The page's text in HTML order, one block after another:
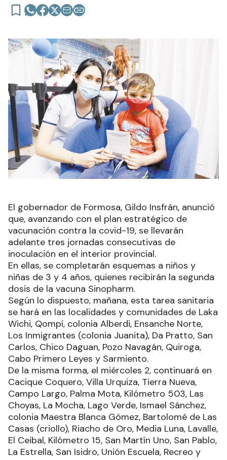
El gobernador de Formosa, Gildo Insfrán, anunció
que, avanzando con el plan estratégico de
vacunación contra la covid-19, se llevarán
adelante tres jornadas consecutivas de
inoculación en el interior provincial.
En ellas, se completarán esquemas a niños y
niñas de 3 y 4 años, quienes recibirán la segunda
dosis de la vacuna Sinopharm.
Según lo dispuesto, mañana, esta tarea sanitaria
se hará en las localidades y comunidades de Laka
Wichi, Qompí, colonia Alberdi, Ensanche Norte,
Los Inmigrantes (colonia Juanita), Da Pratto, San
Carlos, Chico Daguan, Pozo Navagán, Quiroga,
Cabo Primero Leyes y Sarmiento.
De la misma forma, el miércoles 2, continuará en
Cacique Coquero, Villa Urquiza, Tierra Nueva,
Campo Largo, Palma Mota, Kilómetro 503, Las
Choyas, La Mocha, Lago Verde, Ismael Sánchez,
colonia Maestra Blanca Gómez, Bartolomé de Las
Casas (criollo), Riacho de Oro, Media Luna, Lavalle,
El Ceibal, Kilómetro 15, San Martín Uno, San Pablo,
La Estrella, San Isidro, Unión Escuela, Recreo y